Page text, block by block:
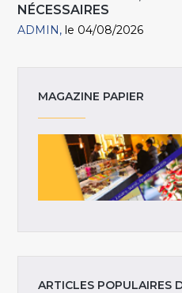
NÉCESSAIRES
ADMIN le 04/08/2026
MAGAZINE PAPIER
ARTICLES POPULAIRES